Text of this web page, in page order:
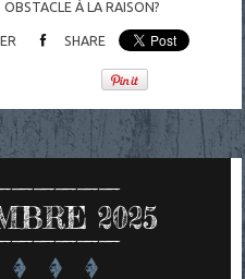
À LA RAISON?
SHARE
2025